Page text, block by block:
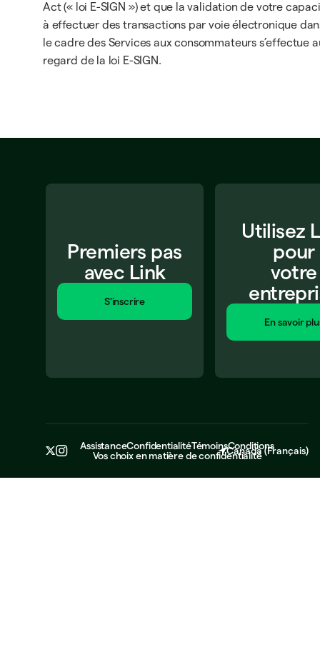
Act (« loi E-SIGN ») et que la validation de votre
à effectuer des transactions par voie électronique
le cadre des Services aux consommateurs s’effectue
regard de la loi E-SIGN.
Premiers pas
avec Link
S'inscrire
Utilisez
pour
votre
En savoir
AssistanceConfidentialitéTémoinsConditions
Vos choix en matière de confidentialité
Canada(Français)